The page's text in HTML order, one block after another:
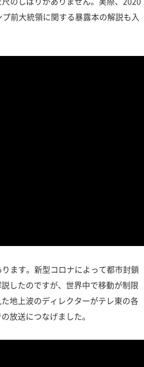
前大統領に関する暴露本の解説も入
ます。新型コロナによって都市封鎖
したのですが、世界中で移動が制限
地上波のディレクターがテレ東の各
放送につなげました。